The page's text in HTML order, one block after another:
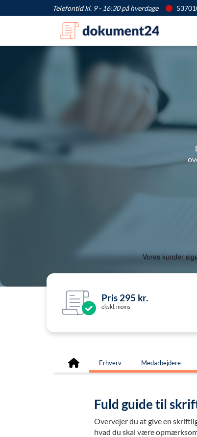
Telefontid kl. 9 - 16:30 på hverdage
Pris 295 kr.
ekskl. moms
Erhverv Medarbejdere
Fuld guide til
Overvejer du at give en
hvad du skal være